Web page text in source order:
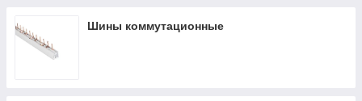
Шины коммутационные